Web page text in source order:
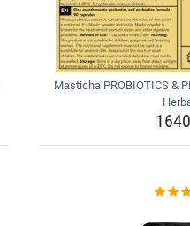
Masticha PROBIOTICS &